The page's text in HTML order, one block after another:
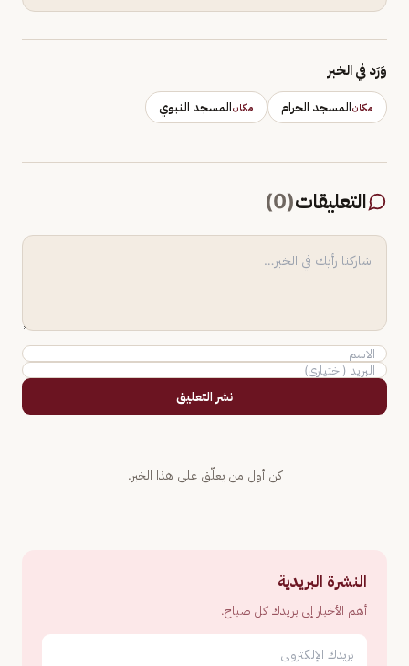
وَرَد في الخبر
مكانالمسجد الحرام مكانالمسجد النبوي
التعليقات(
0
)
نشر التعليق
كن أول من يعلّق على هذا الخبر.
النشرة البريدية
أهم الأخبار إلى بريدك كل صباح.